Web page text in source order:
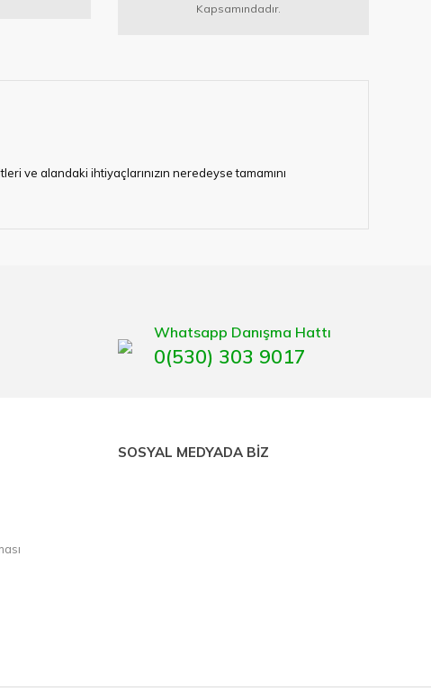
Kapsamındadır.
ve alandaki ihtiyaçlarınızın neredeyse tamamını
Whatsapp Danışma Hattı
0(530) 303 9017
SOSYAL MEDYADA BİZ